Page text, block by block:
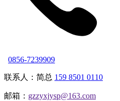
0856-7239909
联系人：简总 159 8501 0110
邮箱： gzzyxjysp@163.com